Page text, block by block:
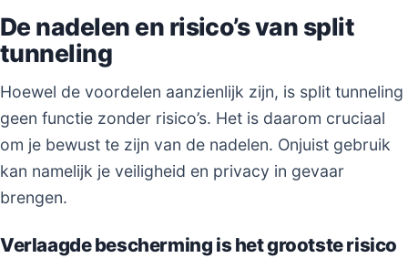
De nadelen en risico’s van split
tunneling
Hoewel de voordelen aanzienlijk zijn, is split tunneling
geen functie zonder risico’s. Het is daarom cruciaal
om je bewust te zijn van de nadelen. Onjuist gebruik
kan namelijk je veiligheid en privacy in gevaar
brengen.
Verlaagde bescherming is het grootste risico